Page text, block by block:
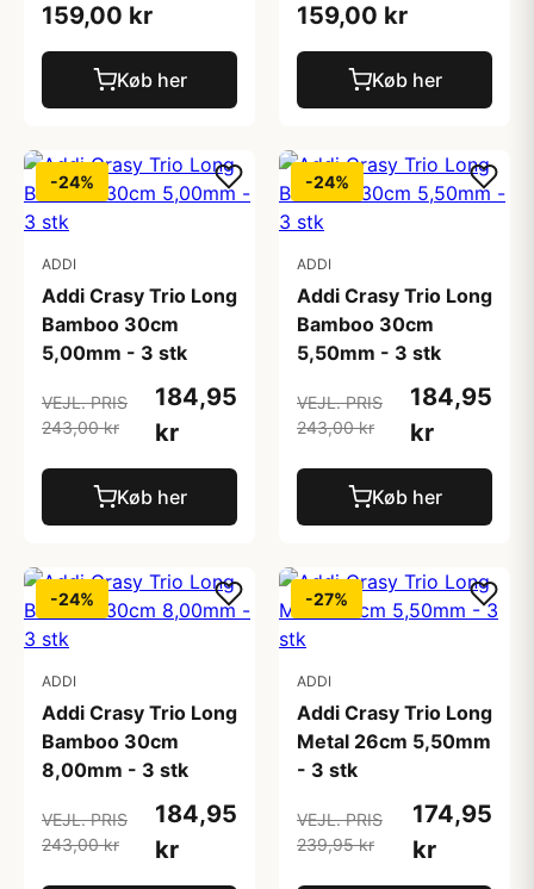
159,00 kr
Køb her
159,00 kr
Køb her
-24%
ADDI
Addi Crasy Trio Long
Bamboo 30cm
5,00mm - 3 stk
VEJL. PRIS
243,00 kr
184,95
kr
Køb her
-24%
ADDI
Addi Crasy Trio Long
Bamboo 30cm
5,50mm - 3 stk
VEJL. PRIS
243,00 kr
184,95
kr
Køb her
-24%
ADDI
Addi Crasy Trio Long
Bamboo 30cm
8,00mm - 3 stk
VEJL. PRIS
243,00 kr
184,95
kr
-27%
ADDI
Addi Crasy Trio Long
Metal 26cm 5,50mm
- 3 stk
VEJL. PRIS
239,95 kr
174,95
kr